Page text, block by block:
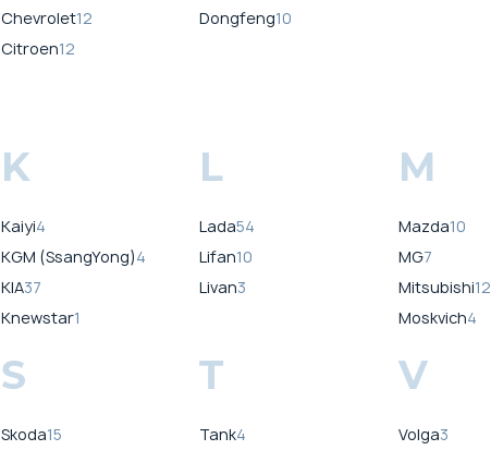
Chevrolet12
Citroen12
Dongfeng10
K
Kaiyi4
KGM (SsangYong)4
KIA37
Knewstar1
L
Lada54
Lifan10
Livan3
M
Mazda10
MG7
Mitsubishi12
Moskvich4
S
Skoda15
T
Tank4
V
Volga3